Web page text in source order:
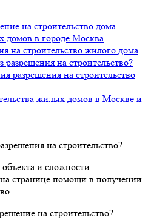
на строительство дома
домов в городе Москва
на строительство жилого дома
на строительство?
разрешения на строительство
жилых домов в Москве и
на строительство?
и сложности
странице помощи в получении
на строительство?